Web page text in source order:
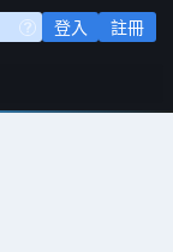
登入 註冊